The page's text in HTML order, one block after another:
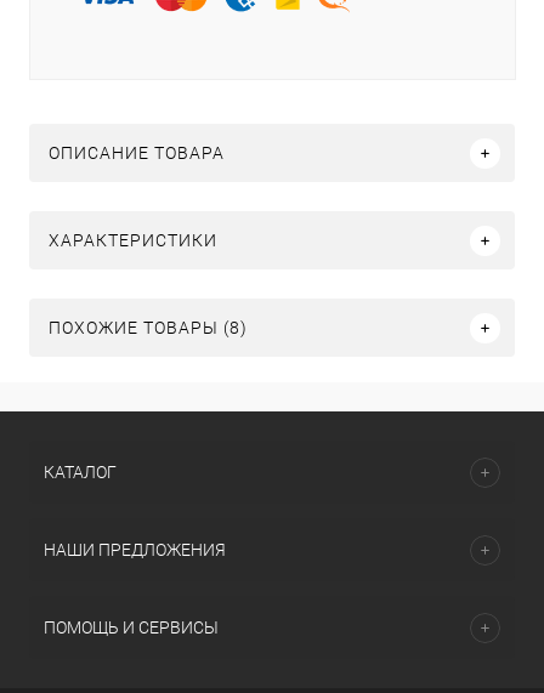
ОПИСАНИЕ ТОВАРА
ХАРАКТЕРИСТИКИ
ПОХОЖИЕ ТОВАРЫ (8)
КАТАЛОГ
НАШИ ПРЕДЛОЖЕНИЯ
ПОМОЩЬ И СЕРВИСЫ